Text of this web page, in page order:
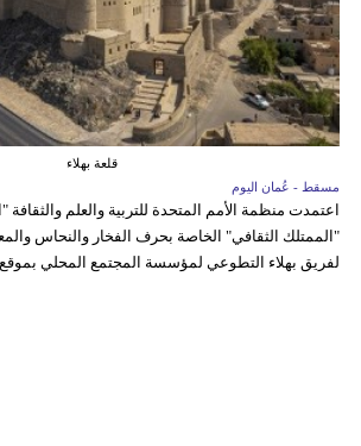
قلعة بهلاء
مسقط - عُمان اليوم
اعتمدت منظمة الأمم المتحدة للتربية والعلم والثقافة
"الممتلك الثقافي" الخاصة بحرف الفخار والنحاس
لفريق بهلاء التطوعي لمؤسسة المجتمع المحلي بموقع